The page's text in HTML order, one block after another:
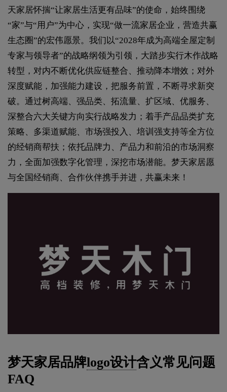
天家居怀揣“让家居生活更有品味”的使命，始终围绕
“家”与“用户”为中心，实现“做一流家居企业，营造共赢
生态圈”的宏伟愿景。我们以“2028年成为高端全屋定制
专家与领导者”的战略纲领为引领，大踏步实行木作战略
转型，对内不断优化供应链整合、推动降本增效；对外
深度赋能，加强能力建设，把服务前置，不断寻求新突
破。通过树高端、强品类、拓流量、扩区域、优服务、
深整合六大关键方向实行战略发力；着手产品品类扩充
策略、多渠道赋能、市场强投入、培训强支持等全方位
的经销商帮扶；依托品牌力、产品力和前沿的市场洞察
力，全面加强数字化管理，深挖市场潜能。梦天家居愿
与全国经销商、合作伙伴携手并进，共赢未来！
梦天家居品牌logo设计含义常见问题
FAQ